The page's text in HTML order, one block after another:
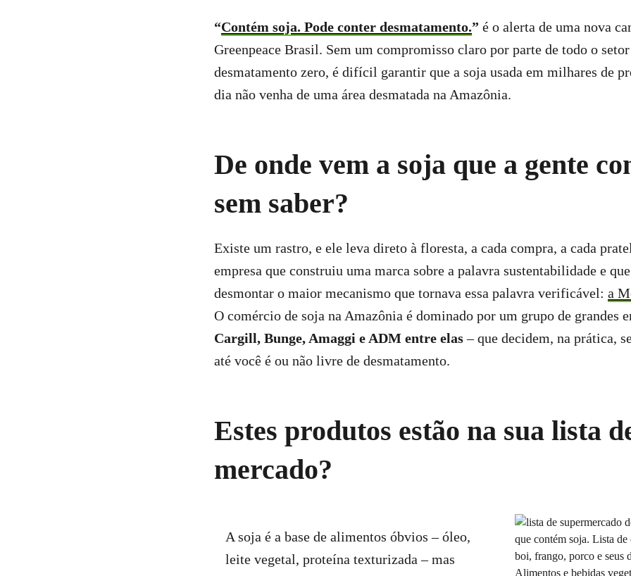
“Contém soja. Pode conter desmatamento.” é o alerta de uma nova
Greenpeace Brasil. Sem um compromisso claro por parte de todo o
desmatamento zero, é difícil garantir que a soja usada em milhares de
dia não venha de uma área desmatada na Amazônia.
De onde vem a soja que a gente
sem saber?
Existe um rastro, e ele leva direto à floresta, a cada compra, a cada
empresa que construiu uma marca sobre a palavra sustentabilidade e
desmontar o maior mecanismo que tornava essa palavra verificável: a
O comércio de soja na Amazônia é dominado por um grupo de grandes
Cargill, Bunge, Amaggi e ADM entre elas– que decidem, na prática,
até você é ou não livre de desmatamento.
Estes produtos estão na sua lista
mercado?
A soja é a base de alimentos óbvios – óleo,
leite vegetal, proteína texturizada – mas